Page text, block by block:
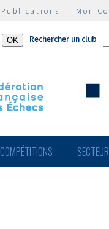
Publications | Mon
Rechercher un club
COMPÉTITIONS